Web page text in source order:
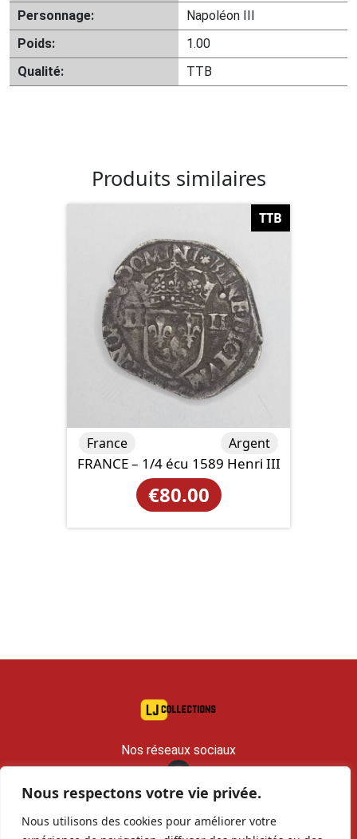
Nous respectons votre vie privée.
Nous utilisons des cookies pour améliorer votre
Personnage:
Napoléon III
Poids:
1.00
Qualité:
TTB
Produits similaires
TTB
FRANCE – 1/4 écu 1589 Henri III
€80.00
France Argent
Nos réseaux sociaux
contact@lj-collections.com
RCS 979 374 147 Romans